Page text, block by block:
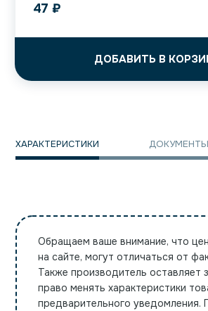
47 ₽
ДОБАВИТЬ В
ХАРАКТЕРИСТИКИ ДОКУМЕНТЫ
Обращаем ваше внимание, что
на сайте, могут отличаться от
Также производитель оставляет
право менять характеристики
предварительного уведомления.